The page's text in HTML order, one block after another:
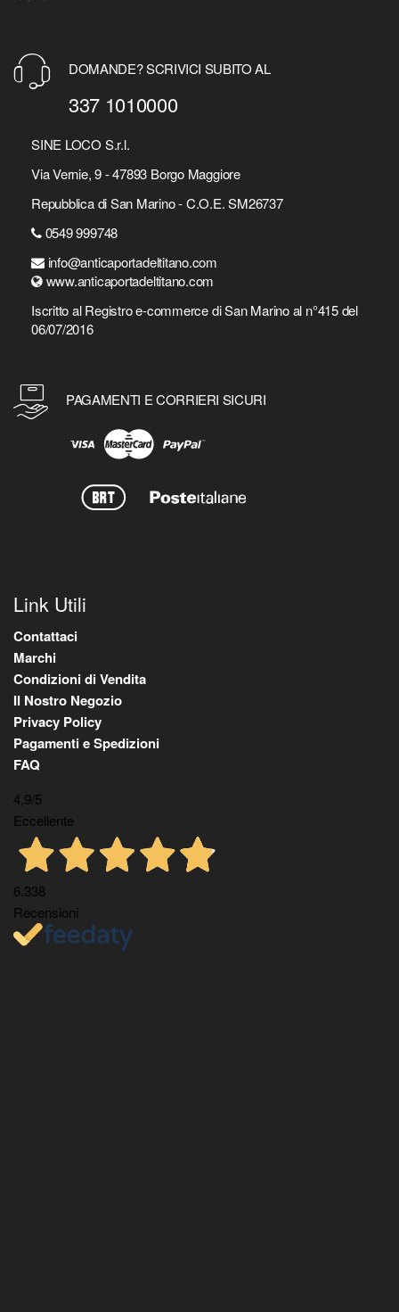
DOMANDE? SCRIVICI SUBITO AL
337 1010000
SINE LOCO S.r.l.
Via Vernie, 9 - 47893 Borgo Maggiore
Repubblica di San Marino - C.O.E. SM26737
0549 999748
info@anticaportadeltitano.com
www.anticaportadeltitano.com
Iscritto al Registro e-commerce di San Marino al n°415 del
06/07/2016
PAGAMENTI E CORRIERI SICURI
Link Utili
Contattaci
Marchi
Condizioni di Vendita
Il Nostro Negozio
Privacy Policy
Pagamenti e Spedizioni
FAQ
4,9/5
Eccellente
6.338
Recensioni